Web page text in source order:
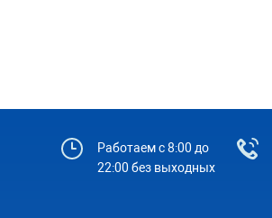
Работаем с 8:00 до
22:00 без выходных